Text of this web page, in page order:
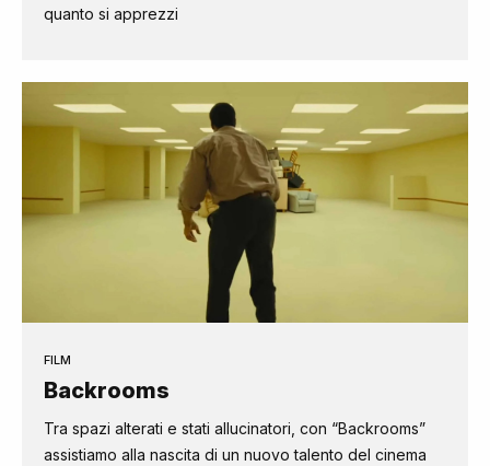
quanto si apprezzi
FILM
Backrooms
Tra spazi alterati e stati allucinatori, con “Backrooms”
assistiamo alla nascita di un nuovo talento del cinema